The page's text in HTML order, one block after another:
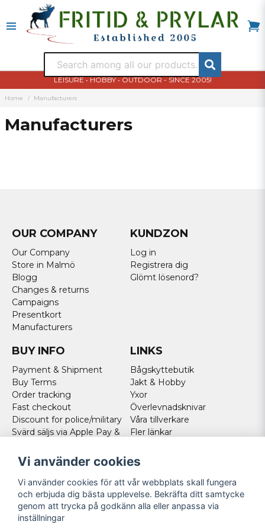
LEISURE • HOBBY • OUTDOOR - SINCE 2005!
Home Manufacturers
Manufacturers
OUR COMPANY
Our Company
Store in Malmö
Blogg
Changes & returns
Campaigns
Presentkort
Manufacturers
KUNDZON
Log in
Registrera dig
Glömt lösenord?
BUY INFO
Payment & Shipment
Buy Terms
Order tracking
Fast checkout
Discount for police/military
Svärd säljs via Apple Pay &
Norweigan customers
Cookies
LINKS
Bågskyttebutik
Jakt & Hobby
Yxor
Överlevnadsknivar
Våra tillverkare
Fler länkar
FOLLOW US
Facebook
Instagram
Vi använder cookies
Vi använder cookies för att vår webbplats skall fungera
och erbjuda dig bästa upplevelse. Bekräfta ditt samtycke
genom att trycka på godkänn alla eller anpassa via
inställningar